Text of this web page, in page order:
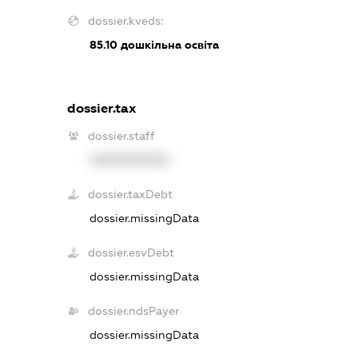
dossier.kveds:
85.10дошкільна освіта
dossier.tax
dossier.staff
dossier.taxDebt
dossier.missingData
dossier.esvDebt
dossier.missingData
dossier.ndsPayer
dossier.missingData